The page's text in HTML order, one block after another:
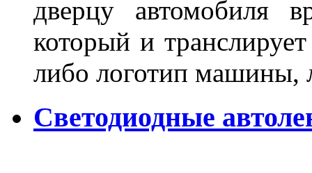
дверцу автомобиля
который и
либо логотип машины,
Светодиодные